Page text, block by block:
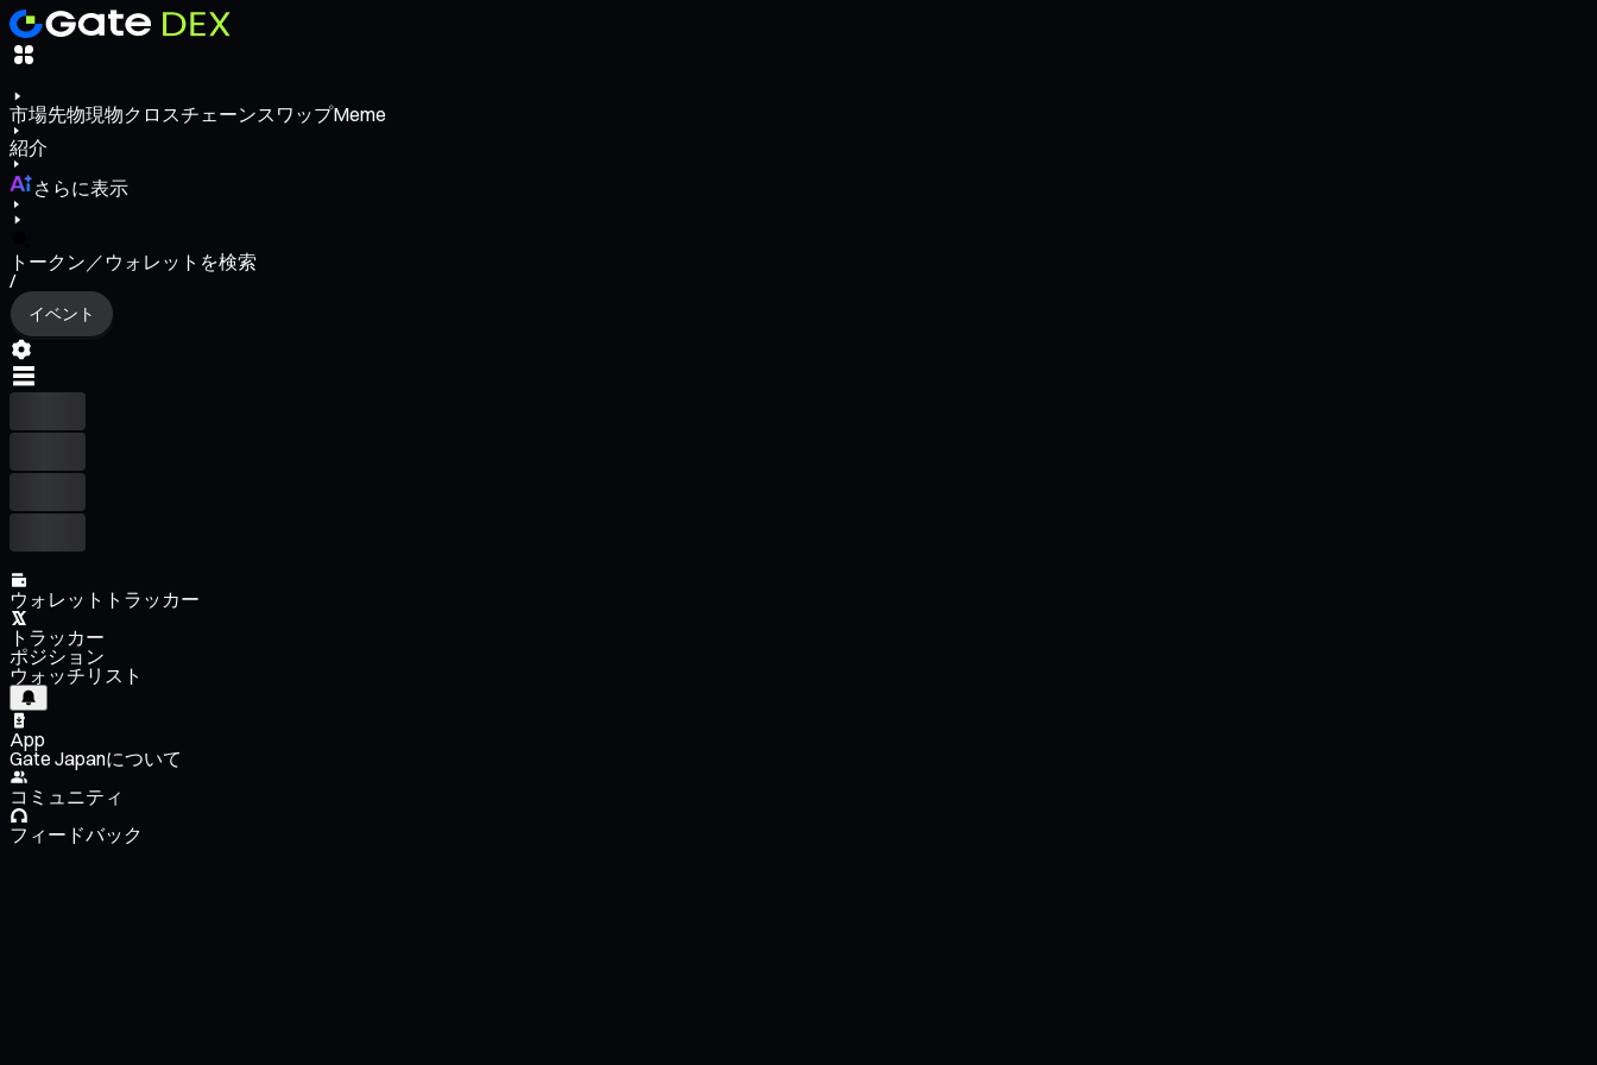
市場先物現物クロスチェーンスワップMeme
紹介
さらに表示
トークン／ウォレットを検索
/
イベント
ウォレットトラッカー
トラッカー
ポジション
ウォッチリスト
App
Gate Japanについて
コミュニティ
フィードバック